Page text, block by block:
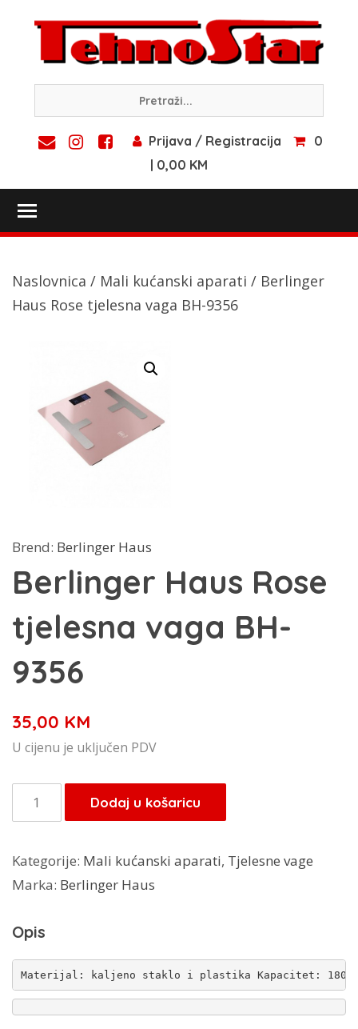
content
Prijava / Registracija
0
| 0,00 KM
Naslovnica / Mali kućanski aparati / Berlinger
Haus Rose tjelesna vaga BH-9356
Brend: Berlinger Haus
Berlinger Haus Rose
tjelesna vaga BH-
9356
35,00 KM
U cijenu je uključen PDV
Berlinger
Haus
tjelesna
vaga
9356
količina
Dodaj u košaricu
Kategorije: Mali kućanski aparati, Tjelesne vage
Marka: Berlinger Haus
Opis
Materijal: kaljeno staklo i plastika Kapacitet: 180